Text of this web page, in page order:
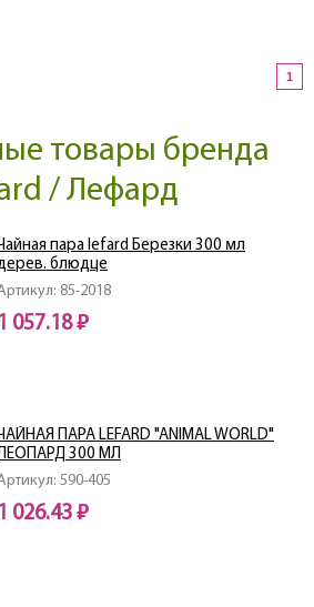
1
товары бренда
/ Лефард
85-2018
пара lefard Березки 300 мл
блюдце
1 057.18 ₽
590-405
ПАРА LEFARD "ANIMAL WORLD"
300 МЛ
1 026.43 ₽